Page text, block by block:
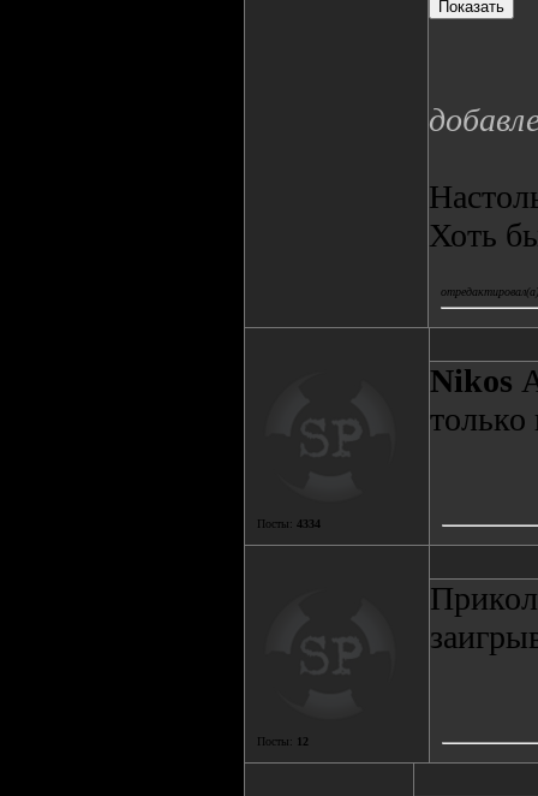
Хоть
Посты: 4334
Nikos
только
Посты: 12